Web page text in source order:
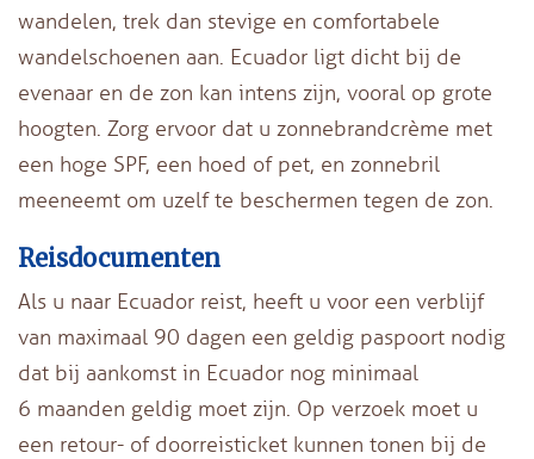
wandelen, trek dan stevige en comfortabele
wandelschoenen aan. Ecuador ligt dicht bij de
evenaar en de zon kan intens zijn, vooral op grote
hoogten. Zorg ervoor dat u zonnebrandcrème met
een hoge SPF, een hoed of pet, en zonnebril
meeneemt om uzelf te beschermen tegen de zon.
Reisdocumenten
Als u naar Ecuador reist, heeft u voor een verblijf
van maximaal 90 dagen een geldig paspoort nodig
dat bij aankomst in Ecuador nog minimaal
6 maanden geldig moet zijn. Op verzoek moet u
een retour- of doorreisticket kunnen tonen bij de